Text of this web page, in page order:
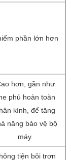
phần lớn hơn
hơn, gần như
phủ hoàn toàn
kính, để tăng
năng bảo vệ bộ
máy.
tiện bôi trơn